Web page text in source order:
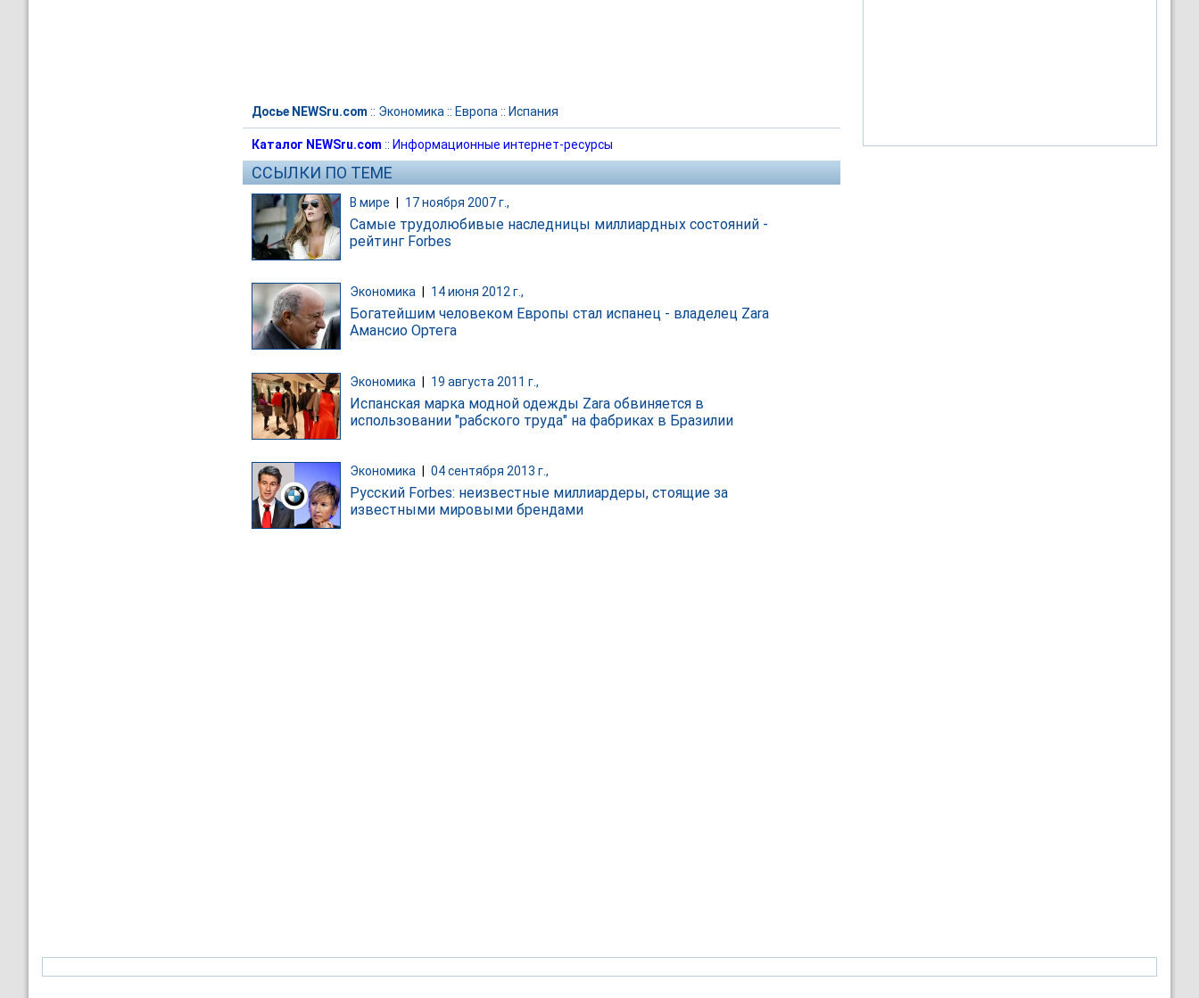
Досье NEWSru.com :: Экономика :: Европа :: Испания
Каталог NEWSru.com :: Информационные интернет-ресурсы
ССЫЛКИ ПО ТЕМЕ
В мире 17 ноября 2007 г.,
Самые трудолюбивые наследницы миллиардных состояний -
рейтинг Forbes
Экономика 14 июня 2012 г.,
Богатейшим человеком Европы стал испанец - владелец Zara
Амансио Ортега
Экономика | 19 августа 2011 г.,
Испанская марка модной одежды Zara обвиняется в
использовании "рабского труда" на фабриках в Бразилии
Экономика 04 сентября 2013 г.,
Русский Forbes: неизвестные миллиардеры, стоящие за
известными мировыми брендами